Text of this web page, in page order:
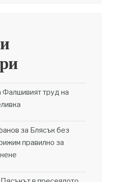
Фалшивият труд на
за Блясък без
правилно за